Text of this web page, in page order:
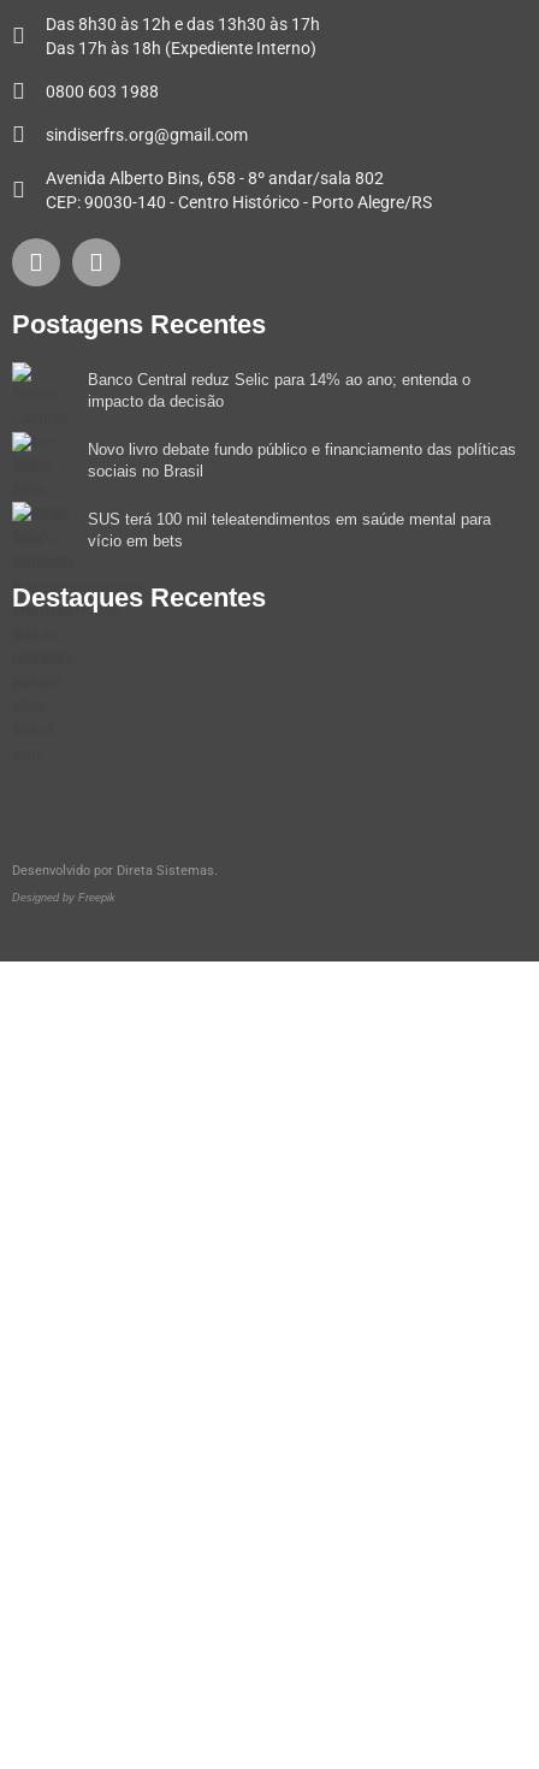
Das 8h30 às 12h e das 13h30 às 17h
Das 17h às 18h (Expediente Interno)
0800 603 1988
sindiserfrs.org@gmail.com
Avenida Alberto Bins, 658 - 8º andar/sala 802
CEP: 90030-140 - Centro Histórico - Porto Alegre/RS
Postagens Recentes
Banco Central reduz Selic para 14% ao ano; entenda o
impacto da decisão
Novo livro debate fundo público e financiamento das políticas
sociais no Brasil
SUS terá 100 mil teleatendimentos em saúde mental para
vício em bets
Destaques Recentes
Desenvolvido por Direta Sistemas
Designed by Freepik